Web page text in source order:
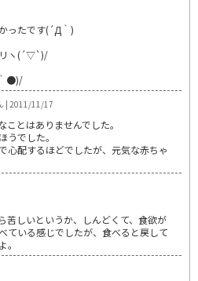
ったです(´Д｀)
リヽ(´▽`)/
●)/
| 2011/11/17
ことはありませんでした。
うでした。
心配するほどでしたが、元気な赤ちゃ
苦しいというか、しんどくて、食欲が
ている感じでしたが、食べると戻して
。